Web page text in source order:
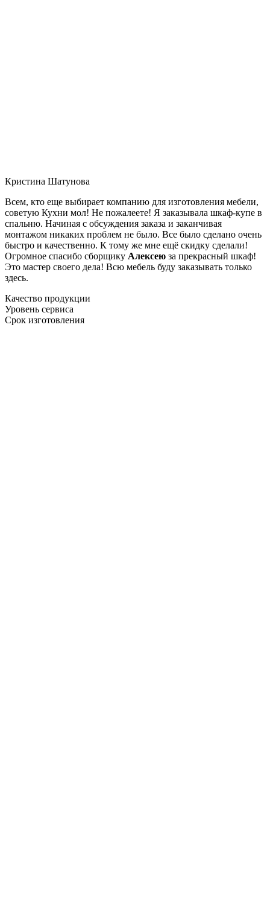
Кристина Шатунова
Всем, кто еще выбирает компанию для изготовления мебели,
советую Кухни мол! Не пожалеете! Я заказывала шкаф-купе в
спальню. Начиная с обсуждения заказа и заканчивая
монтажом никаких проблем не было. Все было сделано очень
быстро и качественно. К тому же мне ещё скидку сделали!
Огромное спасибо сборщику Алексею за прекрасный шкаф!
Это мастер своего дела! Всю мебель буду заказывать только
здесь.
Качество продукции
Уровень сервиса
Срок изготовления